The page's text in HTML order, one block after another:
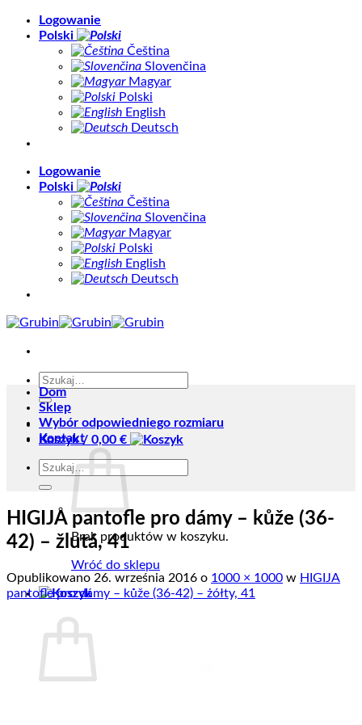
Skip
Logowanie
Polski
Čeština
Slovenčina
Magyar
Polski
English
Deutsch
Logowanie
Polski
Čeština
Slovenčina
Magyar
Polski
English
Deutsch
Szukaj:
Koszyk / 0,00 €
Brak produktów w koszyku.
Wróć do sklepu
Dom
Sklep
Wybór odpowiedniego rozmiaru
Kontakt
Szukaj:
HIGIJA pantofle pro dámy – kůže (36-
42) – žlutá, 41
Opublikowano 26. września 2016 o 1000 × 1000 w HIGIJA
pantofle pro dámy – kůže (36-42) – żółty, 41